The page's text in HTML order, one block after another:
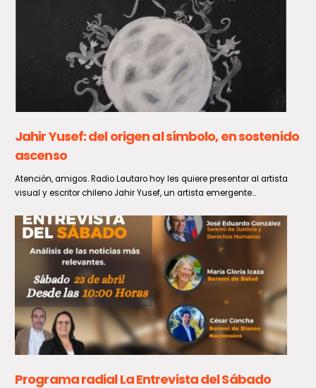
Se inicia programa Por un Chile que Lee para
transformar la lectoescritura en el Maule
La Facultad de Ciencias de la Educación de la Universidad Católica
del Maule (UCM) inició formalmente la ejecución curricular...